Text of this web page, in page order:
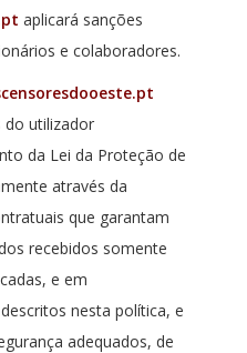
aplicará sanções
e colaboradores.
do utilizador
da Lei da Proteção de
através da
que garantam
recebidos somente
e em
nesta política, e
adequados, de